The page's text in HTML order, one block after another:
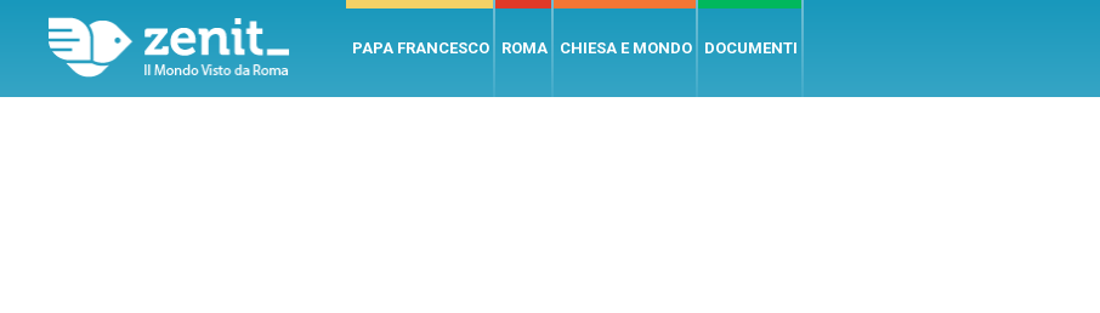
PAPA FRANCESCO ROMA CHIESA E MONDO DOCUMENTI